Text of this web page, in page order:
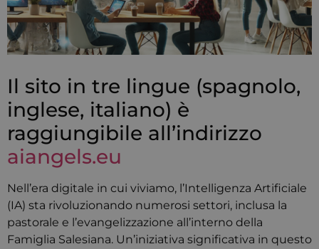
Il sito in tre lingue (spagnolo,
inglese, italiano) è
raggiungibile all’indirizzo
aiangels.eu
Nell’era digitale in cui viviamo, l’Intelligenza Artificiale
(IA) sta rivoluzionando numerosi settori, inclusa la
pastorale e l’evangelizzazione all’interno della
Famiglia Salesiana. Un’iniziativa significativa in questo